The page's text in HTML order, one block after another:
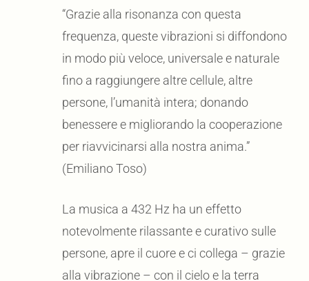
“Grazie alla risonanza con questa
frequenza, queste vibrazioni si diffondono
in modo più veloce, universale e naturale
fino a raggiungere altre cellule, altre
persone, l’umanità intera; donando
benessere e migliorando la cooperazione
per riavvicinarsi alla nostra anima.”
(Emiliano Toso)
La musica a 432 Hz ha un effetto
notevolmente rilassante e curativo sulle
persone, apre il cuore e ci collega – grazie
alla vibrazione – con il cielo e la terra